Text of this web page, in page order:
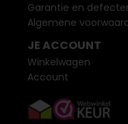
Garantie en
Algemene
JE ACCOUNT
Winkelwagen
Account